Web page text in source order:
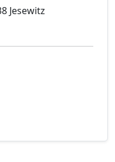
Jesewitz